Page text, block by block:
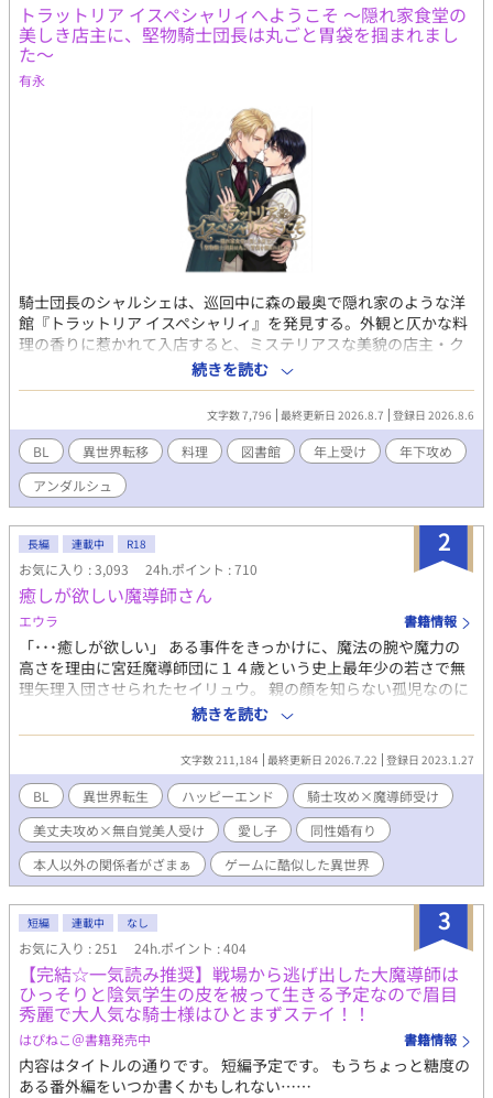
トラットリア イスペシャリィへようこそ ～隠れ家食堂の
美しき店主に、堅物騎士団長は丸ごと胃袋を掴まれまし
た～
有永
騎士団長のシャルシェは、巡回中に森の最奥で隠れ家のような洋
館『トラットリア イスペシャリィ』を発見する。外観と仄かな料
理の香りに惹かれて入店すると、ミステリアスな美貌の店主・ク
レドが出迎えた。1階の食堂で料理を注文したシャルシェは、料理
を待つ間に2階に併設された図書館へと向かう。そこには宮廷魔導
師すら凌駕する高度な魔法書と、膨大な蔵書が存在していた。提
供された料理と珈琲を堪能し、心地よい読書時間を過ごしたシャ
ルシェは、破格すぎる会計やクレドが無詠唱で高度な錬金術を扱
う様に驚愕する。流麗な物腰の裏にあるクレドの底知れぬ能力と
柔らかな優しさに魅了されたシャルシェは、ただの客にとどまら
ない深い関心を抱き、再訪を強く誓って店を後にするのだっ
た……
続きを読む
文字数 7,796 最終更新日 2026.8.7 登録日 2026.8.6
BL 異世界転移 料理 図書館 年上受け
年下攻め
アンダルシュ
2
長編 連載中 R18
お気に入り : 3,093 24h.ポイント : 710
癒しが欲しい魔導師さん
エウラ 書籍情報
「･･･癒しが欲しい」 ある事件をきっかけに、魔法の腕や魔力の
高さを理由に宮廷魔導師団に１４歳という史上最年少の若さで無
理矢理入団させられたセイリュウ。 親の顔を知らない孤児なのに
若くして才能があるせいで、貴族ばかりの魔導師団では虐げら
れ、仕事を押し付けられる日々。 入団以来休みはほぼ無く、４年
経った今でも宿舎にほとんど戻れない日々。 そんな彼は前世で社
畜だった記憶があり、更にはもっと大きな秘密を抱えていた。 秘
密と日々の激務に心が疲弊していく社畜魔導師とそんな彼を癒し
たい訳あり騎士の物語。 Ｒにはタイトルに＊印入れます。 Ｒ18ま
で少しかかると思います。 ※10万字越えてますが、まだ終わりま
せん。 なので、63話で一度区切りにして長編に変更、及び、ちょ
っと設定確認作業に移ります(間が空いて齟齬が生じるので)。 落
ませ。
続きを読む
文字数 211,184 最終更新日 2026.7.22 登録日 2023.1.27
BL 異世界転生 ハッピーエンド
騎士攻め×魔導師受け
美丈夫攻め×無自覚美人受け
愛し子
同性婚有り
本人以外の関係者がざまぁ
ゲームに酷似した異世界
3
短編 連載中 なし
お気に入り : 251 24h.ポイント : 404
【完結☆一気読み推奨】戦場から逃げ出した大魔導師は
ひっそりと陰気学生の皮を被って生きる予定なので眉目
秀麗で大人気な騎士様はひとまずステイ！！
はぴねこ＠書籍発売中 書籍情報
内容はタイトルの通りです。 短編予定です。 もうちょっと糖度の
ある番外編をいつか書くかもしれない……